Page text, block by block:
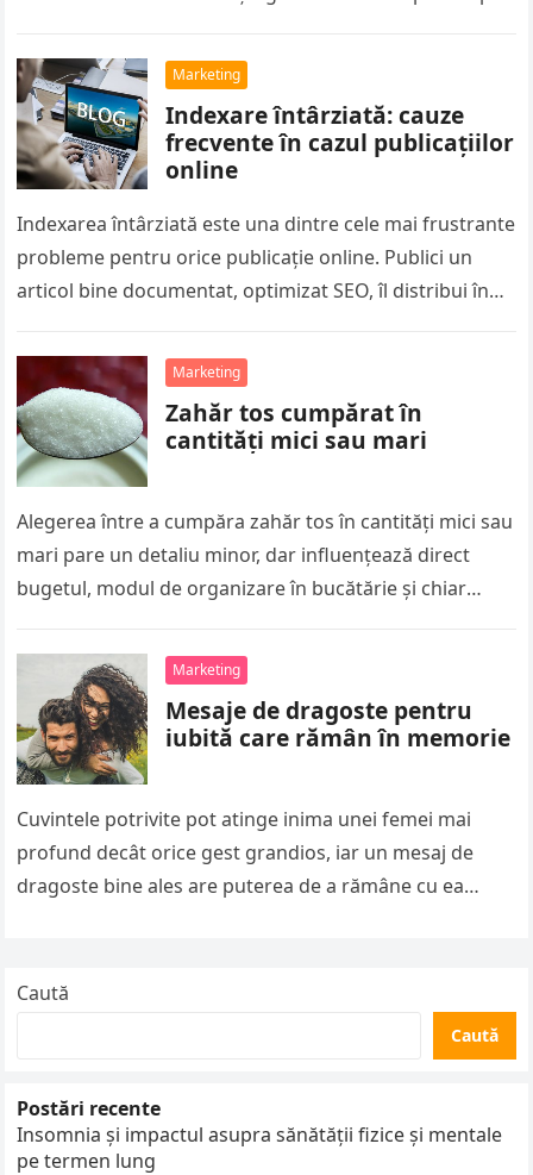
Marketing
Indexare întârziată: cauze
frecvente în cazul publicațiilor
online
Indexarea întârziată este una dintre cele mai frustrante
probleme pentru orice publicație online. Publici un
articol bine documentat, optimizat SEO, îl distribui în
Marketing
Zahăr tos cumpărat în
cantități mici sau mari
Alegerea între a cumpăra zahăr tos în cantități mici sau
mari pare un detaliu minor, dar influențează direct
bugetul, modul de organizare în bucătărie și chiar
Marketing
Mesaje de dragoste pentru
iubită care rămân în memorie
Cuvintele potrivite pot atinge inima unei femei mai
profund decât orice gest grandios, iar un mesaj de
dragoste bine ales are puterea de a rămâne cu ea…
Caută
Caută
Postări recente
Insomnia și impactul asupra sănătății fizice și mentale
pe termen lung